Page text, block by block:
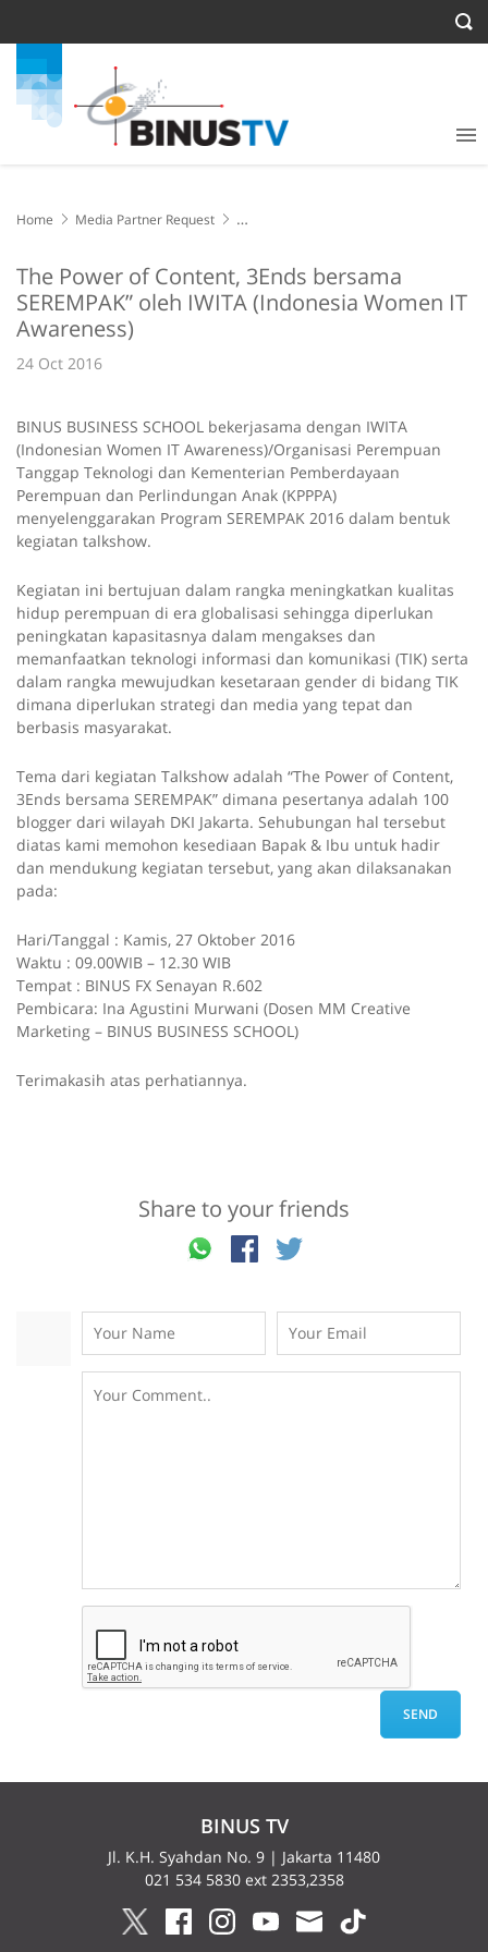
Home
Media Partner Request
The Power of Content, 3Ends bersama
SEREMPAK” oleh IWITA (Indonesia Women IT
Awareness)
24 Oct 2016
BINUS BUSINESS SCHOOL bekerjasama dengan IWITA
(Indonesian Women IT Awareness)/Organisasi Perempuan
Tanggap Teknologi dan Kementerian Pemberdayaan
Perempuan dan Perlindungan Anak (KPPPA)
menyelenggarakan Program SEREMPAK 2016 dalam bentuk
kegiatan talkshow.
Kegiatan ini bertujuan dalam rangka meningkatkan kualitas
hidup perempuan di era globalisasi sehingga diperlukan
peningkatan kapasitasnya dalam mengakses dan
memanfaatkan teknologi informasi dan komunikasi (TIK) serta
dalam rangka mewujudkan kesetaraan gender di bidang TIK
dimana diperlukan strategi dan media yang tepat dan
berbasis masyarakat.
Tema dari kegiatan Talkshow adalah “The Power of Content,
3Ends bersama SEREMPAK” dimana pesertanya adalah 100
blogger dari wilayah DKI Jakarta. Sehubungan hal tersebut
diatas kami memohon kesediaan Bapak & Ibu untuk hadir
dan mendukung kegiatan tersebut, yang akan dilaksanakan
pada:
Hari/Tanggal : Kamis, 27 Oktober 2016
Waktu : 09.00WIB – 12.30 WIB
Tempat : BINUS FX Senayan R.602
Pembicara: Ina Agustini Murwani (Dosen MM Creative
Marketing – BINUS BUSINESS SCHOOL)
Terimakasih atas perhatiannya.
Share to your friends
BINUS TV
Jl. K.H. Syahdan No. 9 | Jakarta 11480
021 534 5830 ext 2353,2358